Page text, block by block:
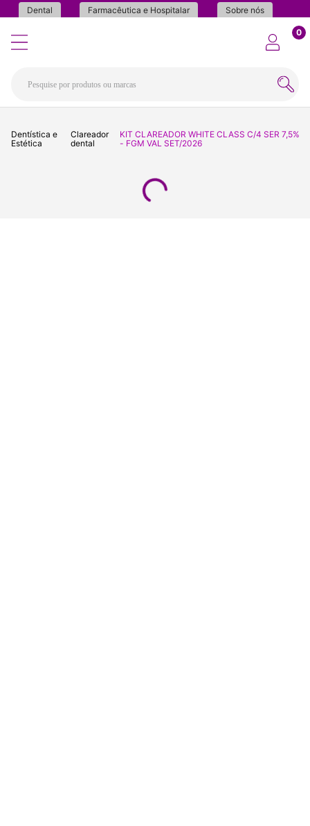
Dental Farmacêutica e Hospitalar Sobre nós
0
Dentística e
Estética
Clareador
dental
KIT CLAREADOR WHITE CLASS C/4 SER 7,5%
- FGM VAL SET/2026